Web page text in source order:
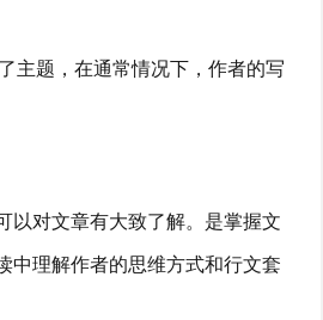
主题，在通常情况下，作者的写
以对文章有大致了解。是掌握文
中理解作者的思维方式和行文套